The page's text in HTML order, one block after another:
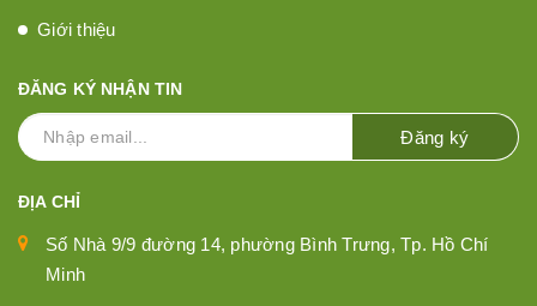
Giới thiệu
ĐĂNG KÝ NHẬN TIN
Đăng ký
ĐỊA CHỈ
Số Nhà 9/9 đường 14, phường Bình Trưng, Tp. Hồ Chí
Minh